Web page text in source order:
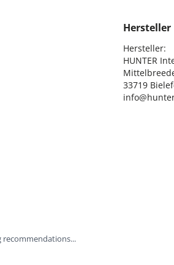
Hersteller
Hersteller:
HUNTER
33719
recommendations...